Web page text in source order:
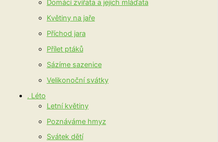
Domácí zvířata a jejich mláďata
Květiny na jaře
Příchod jara
Přílet ptáků
Sázíme sazenice
Velikonoční svátky
. Léto
Letní květiny
Poznáváme hmyz
Svátek dětí